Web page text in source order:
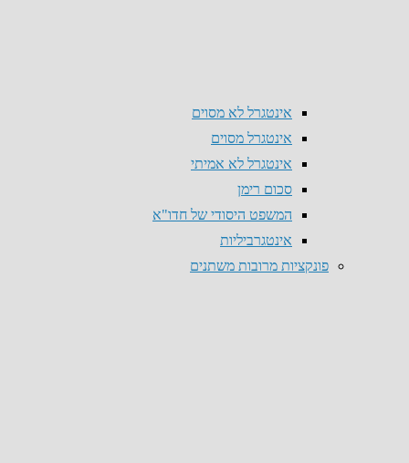
אינטגרל לא מסוים
אינטגרל מסוים
אינטגרל לא אמיתי
סכום רימן
המשפט היסודי של חדו"א
אינטגרביליות
פונקציות מרובות משתנים